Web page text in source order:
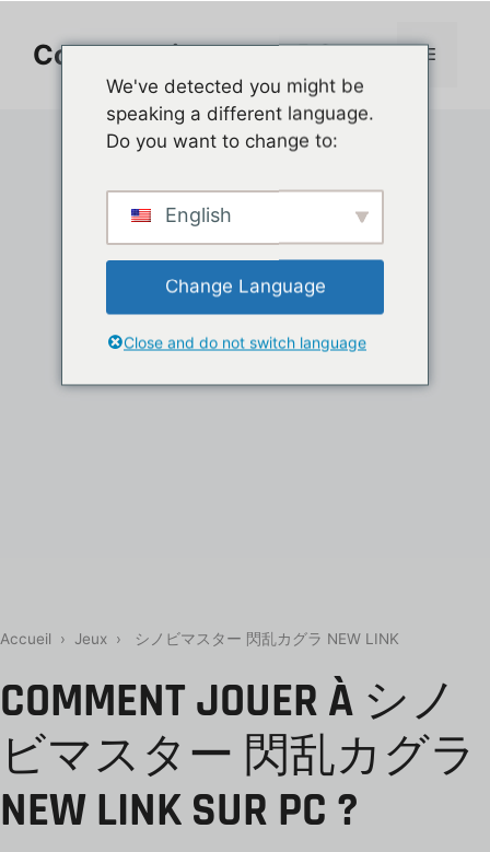
contenuComment jouer sur PC Menu
Accueil › Jeux › シノビマスター 閃乱カグラ NEW LINK
COMMENT JOUER À シノ
ビマスター 閃乱カグラ
NEW LINK SUR PC ?
We've detected you might be
speaking a different language.
Do you want to change to:
English
Change Language
Close and do not switch language